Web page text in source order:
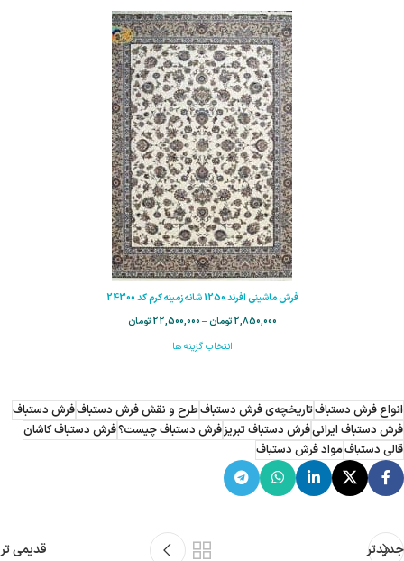
فرش ماشینی افرند 1250 شانه زمینه کرم کد 24300
2,850,000 تومان –
22,500,000 تومان
انتخاب گزینه ها
انواع فرش دستبافتاریخچه‌ی فرش دستبافطرح و نقش فرش دستباففرش دستباف
فرش دستباف ایرانیفرش دستباف تبریزفرش دستباف چیست؟فرش دستباف کاشان
قالی دستبافمواد فرش دستباف
جدیدتر قدیمی تر